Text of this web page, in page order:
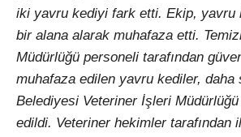
iki yavru kediyi fark etti. Ekip, yavru
bir alana alarak muhafaza etti.
Müdürlüğü personeli tarafından
muhafaza edilen yavru kediler, daha
Belediyesi Veteriner İşleri
edildi. Veteriner hekimler tarafından